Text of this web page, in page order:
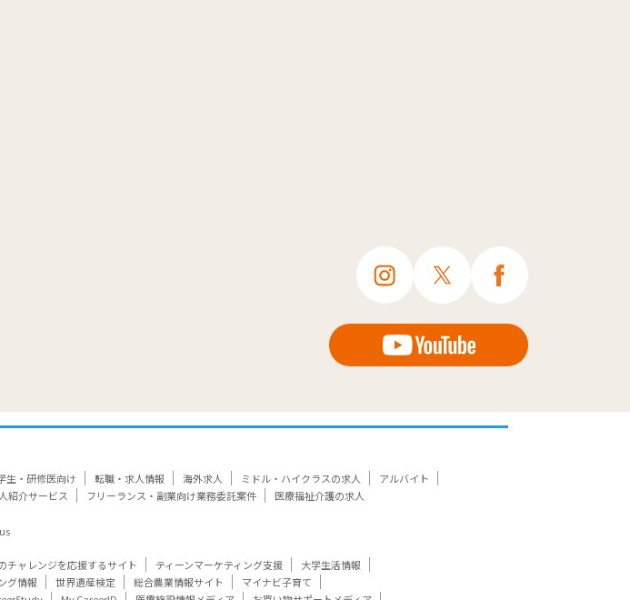
生・研修医向け 転職・求人情報 海外求人 ミドル・ハイクラスの求人
アルバイト
紹介サービス フリーランス・副業向け業務委託案件 医療福祉介護の求人
チャレンジを応援するサイト ティーンマーケティング支援
大学生活情報
グ情報 世界遺産検定 総合農業情報サイト
マイナビ子育て